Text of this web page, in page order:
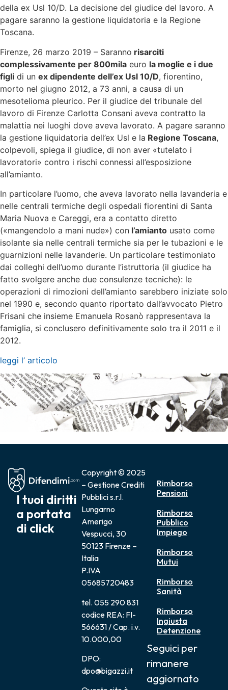
della ex Usl 10/D. La decisione del giudice del lavoro. A
pagare saranno la gestione liquidatoria e la Regione
Toscana.
Firenze, 26 marzo 2019 – Saranno risarciti
complessivamente per 800mila euro la moglie e i due
figli di un ex dipendente dell’ex Usl 10/D, fiorentino,
morto nel giugno 2012, a 73 anni, a causa di un
mesotelioma pleurico. Per il giudice del tribunale del
lavoro di Firenze Carlotta Consani aveva contratto la
malattia nei luoghi dove aveva lavorato. A pagare saranno
la gestione liquidatoria dell’ex Usl e la Regione Toscana,
colpevoli, spiega il giudice, di non aver «tutelato i
lavoratori» contro i rischi connessi all’esposizione
all’amianto.
In particolare l’uomo, che aveva lavorato nella lavanderia e
nelle centrali termiche degli ospedali fiorentini di Santa
Maria Nuova e Careggi, era a contatto diretto
(«mangendolo a mani nude») con l’amianto usato come
isolante sia nelle centrali termiche sia per le tubazioni e le
guarnizioni nelle lavanderie. Un particolare testimoniato
dai colleghi dell’uomo durante l’istruttoria (il giudice ha
fatto svolgere anche due consulenze tecniche): le
operazioni di rimozioni dell’amianto sarebbero iniziate solo
nel 1990 e, secondo quanto riportato dall’avvocato Pietro
Frisani che insieme Emanuela Rosanò rappresentava la
famiglia, si conclusero definitivamente solo tra il 2011 e il
2012.
leggi l’ articolo
I tuoi diritti
a portata
di click
Copyright © 2025
– Gestione Crediti
Pubblici s.r.l.
Lungarno
Amerigo
Vespucci, 30
50123 Firenze –
Italia
P.IVA
05685720483
tel. 055 290 831
codice REA: FI-
566631 / Cap. i.v.
10.000,00
DPO:
dpo@bigazzi.it
Rimborso
Pensioni
Rimborso
Pubblico
Impiego
Rimborso
Mutui
Rimborso
Sanità
Rimborso
Ingiusta
Detenzione
Seguici per
rimanere
aggiornato